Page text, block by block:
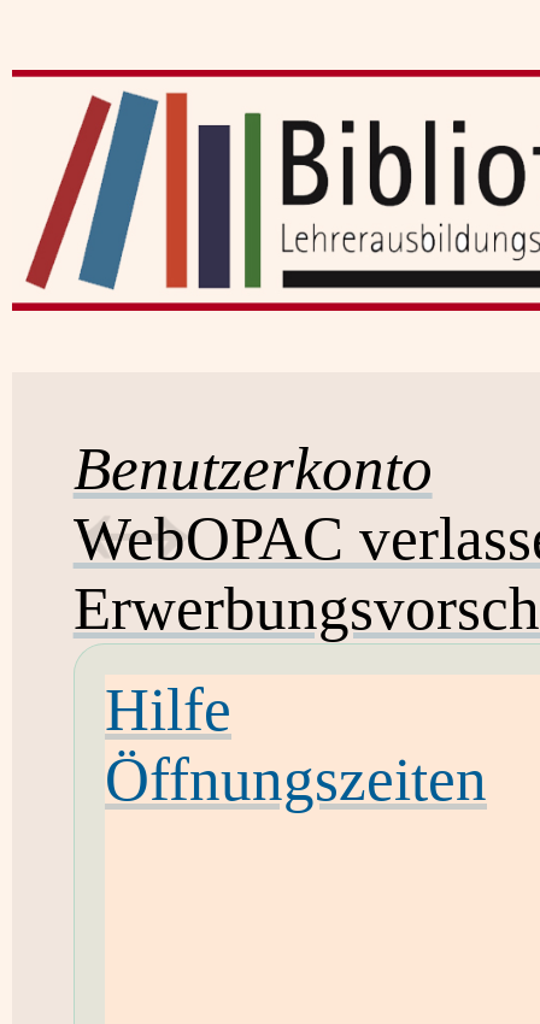
Benutzerkonto
WebOPAC
Hilfe
Öffnungszeiten